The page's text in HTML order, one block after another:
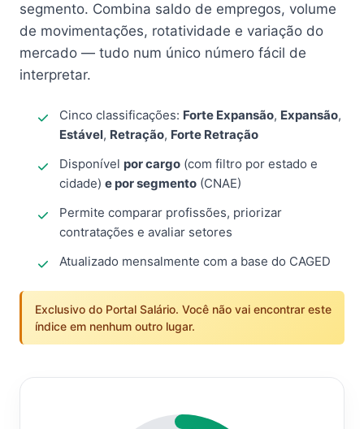
segmento. Combina saldo de empregos, volume
de movimentações, rotatividade e variação do
mercado — tudo num único número fácil de
interpretar.
Cinco classificações: Forte Expansão, Expansão,
Estável, Retração, Forte Retração
Disponível por cargo (com filtro por estado e
cidade) e por segmento (CNAE)
Permite comparar profissões, priorizar
contratações e avaliar setores
Atualizado mensalmente com a base do CAGED
Exclusivo do Portal Salário. Você não vai encontrar este
índice em nenhum outro lugar.